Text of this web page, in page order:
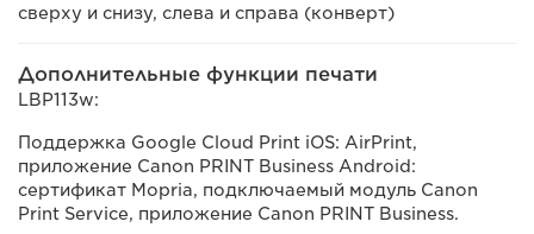
сверху и снизу, слева и справа (конверт)
Дополнительные функции печати
LBP113w:
Поддержка Google Cloud Print iOS: AirPrint,
приложение Canon PRINT Business Android:
сертификат Mopria, подключаемый модуль Canon
Print Service, приложение Canon PRINT Business.